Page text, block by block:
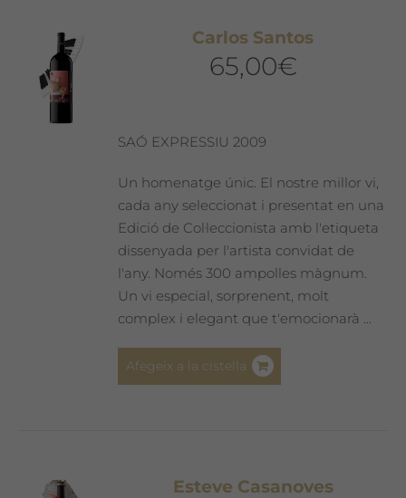
Carlos Santos
65,00€
SAÓ EXPRESSIU 2009
Un homenatge únic. El nostre millor vi,
cada any seleccionat i presentat en una
Edició de Col·leccionista amb l'etiqueta
dissenyada per l'artista convidat de
l'any. Només 300 ampolles màgnum.
Un vi especial, sorprenent, molt
complex i elegant que t'emocionarà ...
Afegeix a la cistella
Esteve Casanoves